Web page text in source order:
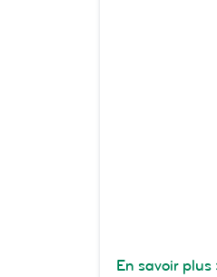
En savoir plus